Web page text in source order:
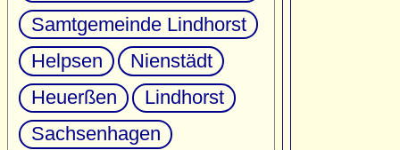
Samtgemeinde Lindhorst
Helpsen
Nienstädt
Heuerßen
Lindhorst
Sachsenhagen